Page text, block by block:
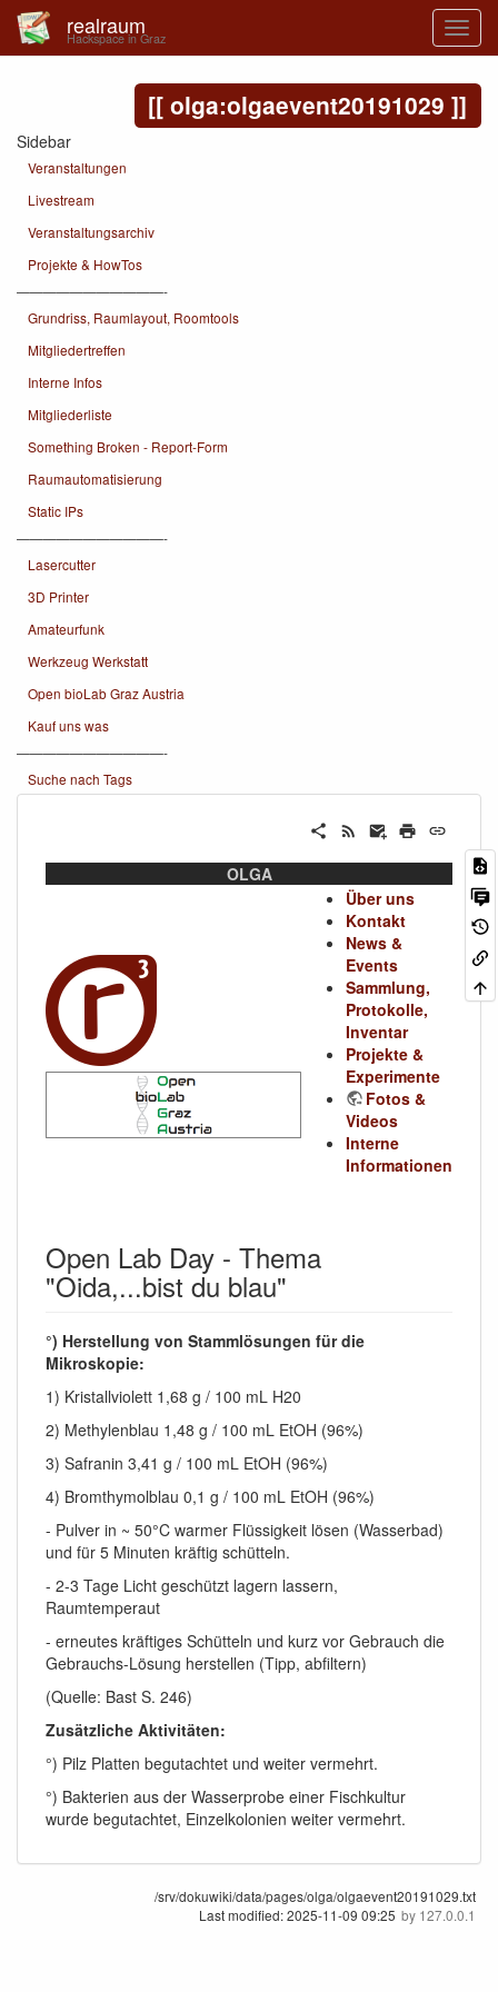
realraum
Hackspace in Graz
olga:olgaevent20191029
Sidebar
Veranstaltungen
Livestream
Veranstaltungsarchiv
Projekte & HowTos
———————————-
Grundriss, Raumlayout, Roomtools
Mitgliedertreffen
Interne Infos
Mitgliederliste
Something Broken - Report-Form
Raumautomatisierung
Static IPs
———————————-
Lasercutter
3D Printer
Amateurfunk
Werkzeug Werkstatt
Open bioLab Graz Austria
Kauf uns was
———————————-
Suche nach Tags
OLGA
Über uns
Kontakt
News &
Events
Sammlung,
Protokolle,
Inventar
Projekte &
Experimente
Fotos &
Videos
Interne
Informationen
Open Lab Day - Thema
"Oida,...bist du blau"
°) Herstellung von Stammlösungen für die
Mikroskopie:
1) Kristallviolett 1,68 g / 100 mL H20
2) Methylenblau 1,48 g / 100 mL EtOH (96%)
3) Safranin 3,41 g / 100 mL EtOH (96%)
4) Bromthymolblau 0,1 g / 100 mL EtOH (96%)
- Pulver in ~ 50°C warmer Flüssigkeit lösen (Wasserbad)
und für 5 Minuten kräftig schütteln.
- 2-3 Tage Licht geschützt lagern lassern,
Raumtemperaut
- erneutes kräftiges Schütteln und kurz vor Gebrauch die
Gebrauchs-Lösung herstellen (Tipp, abfiltern)
(Quelle: Bast S. 246)
Zusätzliche Aktivitäten:
°) Pilz Platten begutachtet und weiter vermehrt.
°) Bakterien aus der Wasserprobe einer Fischkultur
wurde begutachtet, Einzelkolonien weiter vermehrt.
/srv/dokuwiki/data/pages/olga/olgaevent20191029.txt
Last modified:2025-11-09 09:25 by 127.0.0.1